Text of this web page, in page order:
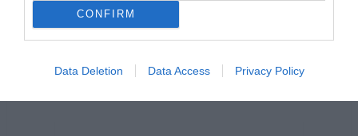
CONFIRM
Data Deletion Data Access Privacy Policy